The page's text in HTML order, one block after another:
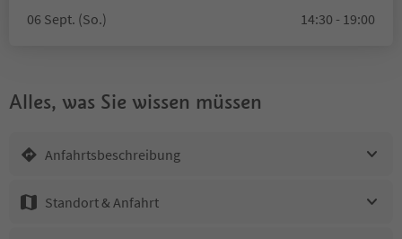
06 Sept. (So.)
14:30 - 19:00
Alles, was Sie wissen müssen
Anfahrtsbeschreibung
Standort & Anfahrt